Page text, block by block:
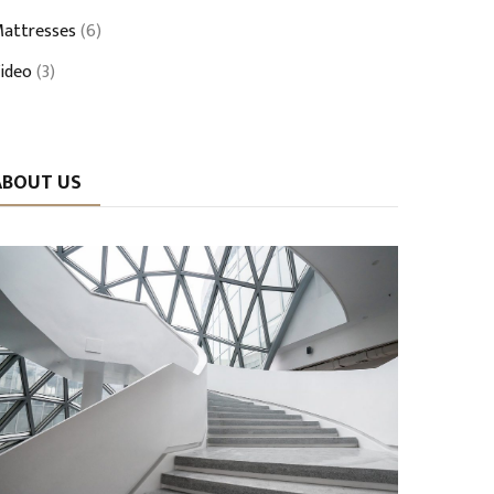
(6)
(3)
US